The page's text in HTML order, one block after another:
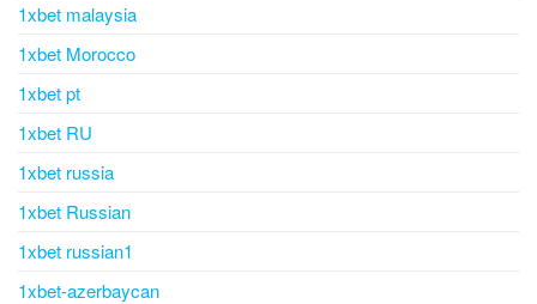
1xbet malaysia
1xbet Morocco
1xbet pt
1xbet RU
1xbet russia
1xbet Russian
1xbet russian1
1xbet-azerbaycan